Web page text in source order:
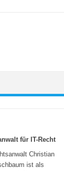
für IT-Recht
Christian
ist als